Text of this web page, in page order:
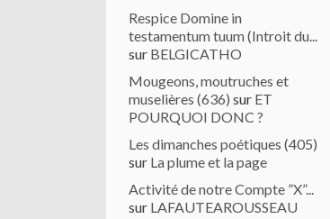
Respice Domine in
testamentum tuum (Introit du...
sur BELGICATHO
Mougeons, moutruches et
muselières (636) sur ET
POURQUOI DONC ?
Les dimanches poétiques (405)
sur La plume et la page
Activité de notre Compte ”X”...
sur LAFAUTEAROUSSEAU